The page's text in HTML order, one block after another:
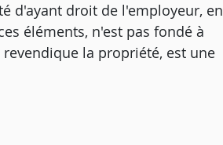
d'ayant droit de l'employeur, en
éléments, n'est pas fondé à
la propriété, est une